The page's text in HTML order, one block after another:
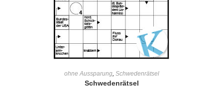
ohne Aussparung, Schwedenrätsel
Schwedenrätsel